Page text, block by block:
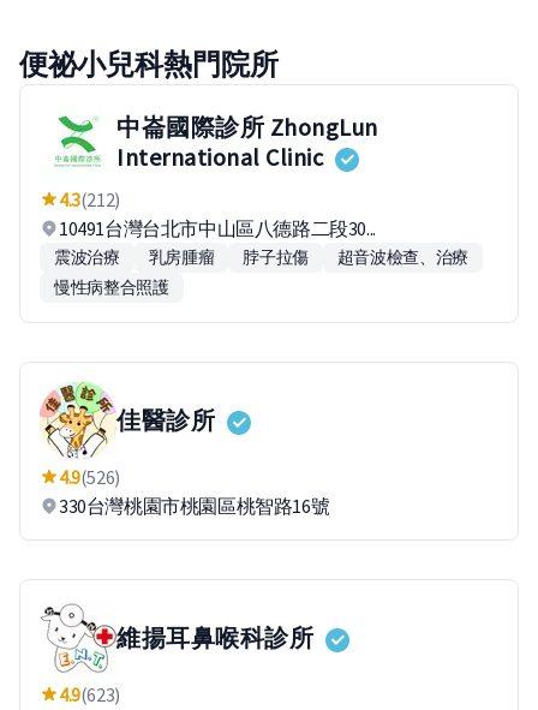
便祕小兒科熱門院所
中崙國際診所 ZhongLun
International Clinic
4.3(212)
10491台灣台北市中山區八德路二段30...
震波治療 乳房腫瘤 脖子拉傷
超音波檢查、治療
慢性病整合照護
佳醫診所
4.9(526)
330台灣桃園市桃園區桃智路16號
維揚耳鼻喉科診所
4.9(623)